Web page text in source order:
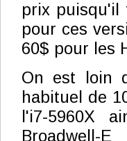
prix puisqu'il
pour ces
60$ pour les
On est loin
habituel de
l'i7-5960X
Broadwell-